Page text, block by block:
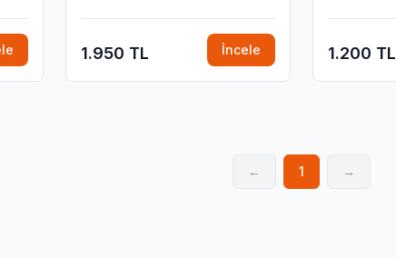
1.950 TL İncele 1.200 TL
← 1 →